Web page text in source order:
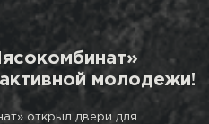
молодежи!
открыл двери для